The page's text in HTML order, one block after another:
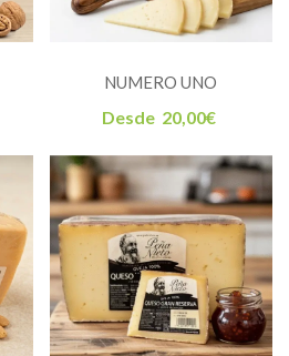
NUMERO UNO
Desde 20,00€